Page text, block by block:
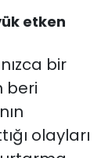
etken
bir
beri
olayları